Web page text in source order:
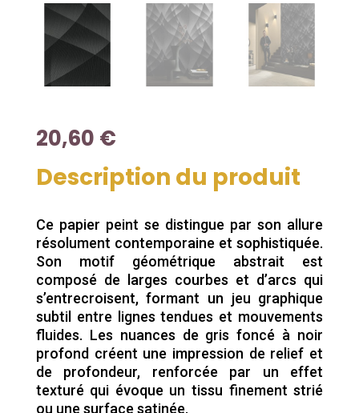
20,60 €
Description du produit
Ce papier peint se distingue par son allure
résolument contemporaine et sophistiquée.
Son motif géométrique abstrait est
composé de larges courbes et d’arcs qui
s’entrecroisent, formant un jeu graphique
subtil entre lignes tendues et mouvements
fluides. Les nuances de gris foncé à noir
profond créent une impression de relief et
de profondeur, renforcée par un effet
texturé qui évoque un tissu finement strié
ou une surface satinée.